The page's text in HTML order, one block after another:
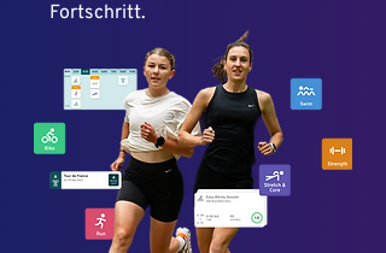
Fortschritt.